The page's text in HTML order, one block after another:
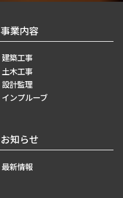
事業内容
建築工事
土木工事
設計監理
インプルーブ
お知らせ
最新情報